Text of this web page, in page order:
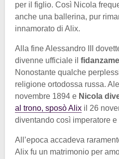
per il figlio. Così Nicola
anche una ballerina, pur
innamorato di Alix.
Alla fine Alessandro III
divenne ufficiale il
Nonostante qualche
religione ortodossa russa.
novembre 1894 e Nicola
al trono, sposò Alix il 26
diventando così imperatore
All’epoca accadeva
Alix fu un matrimonio per